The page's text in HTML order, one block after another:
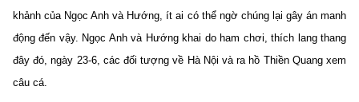
khảnh của Ngọc Anh và Hướng, ít ai có thể ngờ chúng lại gây án manh
động đến vậy. Ngọc Anh và Hướng khai do ham chơi, thích lang thang
đây đó, ngày 23-6, các đối tượng về Hà Nội và ra hồ Thiền Quang xem
câu cá.